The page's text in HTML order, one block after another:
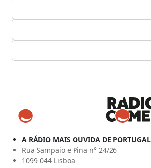
A RÁDIO MAIS OUVIDA DE PORTUGAL
Rua Sampaio e Pina n° 24/26
1099-044 Lisboa